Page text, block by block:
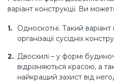
варіант конструкції. Ви
Односкотні. Такий
організації сусідніх
Двосхилі – у формі
відрізняються красою, а
найкращий захист від